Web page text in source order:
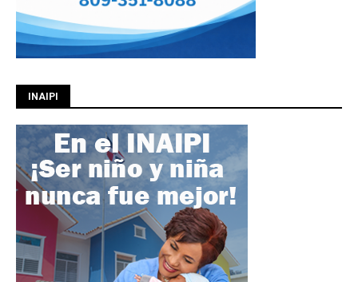
INAIPI